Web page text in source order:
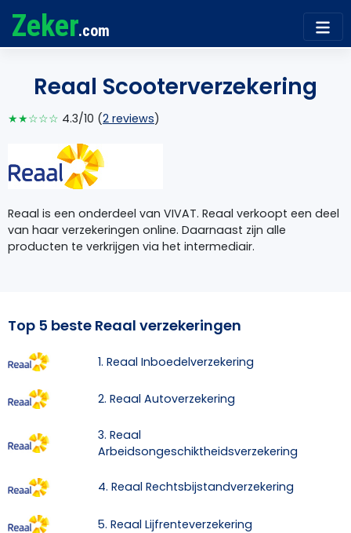
Zeker.com
Reaal Scooterverzekering
★★☆☆☆ 4.3/10 (2 reviews)
Reaal is een onderdeel van VIVAT. Reaal verkoopt een deel
van haar verzekeringen online. Daarnaast zijn alle
producten te verkrijgen via het intermediair.
Top 5 beste Reaal verzekeringen
1. Reaal Inboedelverzekering
2. Reaal Autoverzekering
3. Reaal
Arbeidsongeschiktheidsverzekering
4. Reaal Rechtsbijstandverzekering
5. Reaal Lijfrenteverzekering